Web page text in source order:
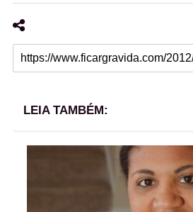
LEIA TAMBÉM: